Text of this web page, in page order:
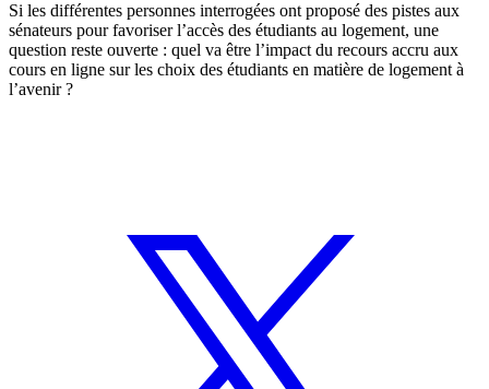
Si les différentes personnes interrogées ont proposé des pistes aux
sénateurs pour favoriser l’accès des étudiants au logement, une
question reste ouverte : quel va être l’impact du recours accru aux
cours en ligne sur les choix des étudiants en matière de logement à
l’avenir ?